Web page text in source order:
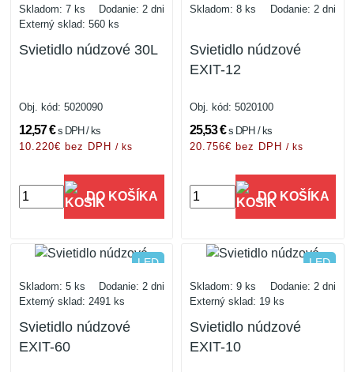
IP20
Skladom: 7 ks
Dodanie: 2 dni
Externý sklad: 560 ks
Svietidlo núdzové 30L
Obj. kód: 5020090
12,57 €s DPH / ks
10.220€ bez DPH / ks
DO KOŠÍKA
IP65
Skladom: 8 ks Dodanie: 2 dni
Svietidlo núdzové
EXIT-12
Obj. kód: 5020100
25,53 €s DPH / ks
20.756€ bez DPH / ks
DO KOŠÍKA
LED
IP20
Skladom: 5 ks
Dodanie: 2 dni
Externý sklad: 2491 ks
Svietidlo núdzové
EXIT-60
LED
IP20
Skladom: 9 ks
Dodanie: 2 dni
Externý sklad: 19 ks
Svietidlo núdzové
EXIT-10